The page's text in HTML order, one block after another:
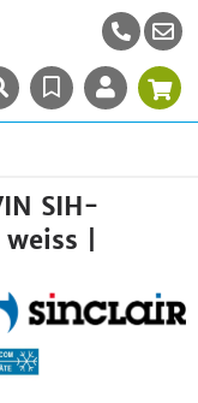
SIH-
|